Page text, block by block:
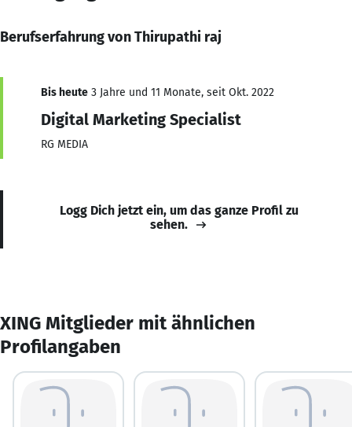
Berufserfahrung von Thirupathi raj
Bis heute 3 Jahre und 11 Monate, seit Okt. 2022
Digital Marketing Specialist
RG MEDIA
Logg Dich jetzt ein, um das ganze Profil zu
sehen.
XING Mitglieder mit ähnlichen
Profilangaben